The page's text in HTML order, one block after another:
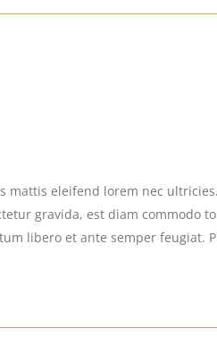
eleifend lorem nec
gravida, est diam commodo
libero et ante semper feugiat.